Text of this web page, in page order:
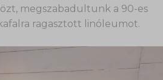
megszabadultunk a 90-es
ragasztott linóleumot.